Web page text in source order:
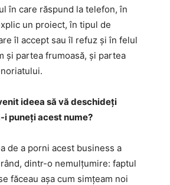
în care răspund la telefon, în
un proiect, în tipul de
îl accept sau îl refuz și în felul
și partea frumoasă, și partea
ideea să vă deschideți
i puneți acest nume?
de a porni acest business a
dintr-o nemulțumire: faptul
făceau așa cum simțeam noi